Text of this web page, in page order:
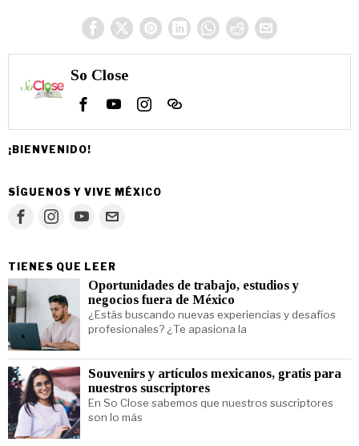
So Close
¡BIENVENIDO!
SÍGUENOS Y VIVE MÉXICO
TIENES QUE LEER
Oportunidades de trabajo, estudios y
negocios fuera de México
¿Estás buscando nuevas experiencias y desafíos
profesionales? ¿Te apasiona la
Souvenirs y artículos mexicanos, gratis para
nuestros suscriptores
En So Close sabemos que nuestros suscriptores
son lo más